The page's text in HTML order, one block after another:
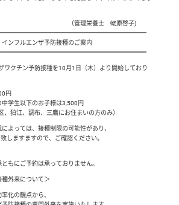
養士 蛯原啓子)
ンフルエンザ予防接種のご案内
ワクチン予防接種を10月1日（木）より開始しており
円
学生以下のお子様は3,500円
狛江、調布、三鷹にお住まいの方のみ）
よっては、接種制限の可能性があり、
しますますので、ご確認ください。
もにご予約は承っておりません。
外来について＞
化の観点から、